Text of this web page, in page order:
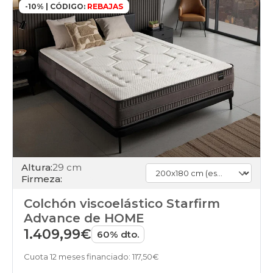
-10% | CÓDIGO: REBAJAS
Altura:29 cm
Firmeza:
Colchón viscoelástico Starfirm
Advance de HOME
1.409,99€ 60% dto.
Cuota 12 meses financiado: 117,50€